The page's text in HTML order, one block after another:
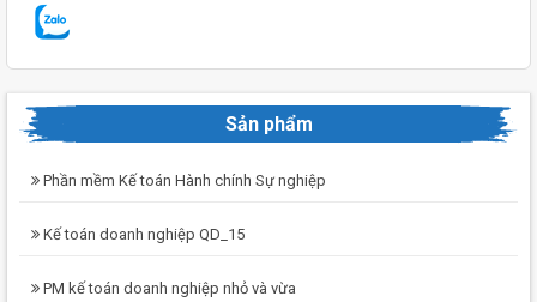
Sản phẩm
Phần mềm Kế toán Hành chính Sự nghiệp
Kế toán doanh nghiệp QD_15
PM kế toán doanh nghiệp nhỏ và vừa